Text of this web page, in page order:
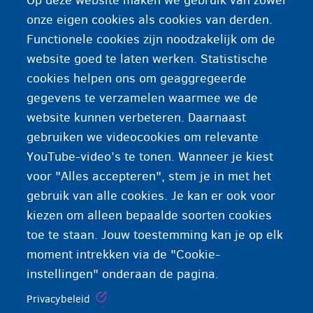
Internationale bescherming.De bescherming die
een staat verleent aan iemand die zijn thuisland
heeft verlaten als vluchteling.
onze eigen cookies als cookies van derden.
Functionele cookies zijn noodzakelijk om de
website goed te laten werken. Statistische
cookies helpen ons om geaggregeerde
gegevens te verzamelen waarmee we de
website kunnen verbeteren. Daarnaast
gebruiken we videocookies om relevante
YouTube-video’s te tonen. Wanneer je kiest
voor "Alles accepteren", stem je in met het
gebruik van alle cookies. Je kan er ook voor
kiezen om alleen bepaalde soorten cookies
toe te staan. Jouw toestemming kan je op elk
moment intrekken via de "Cookie-
instellingen" onderaan de pagina.
Privacybeleid